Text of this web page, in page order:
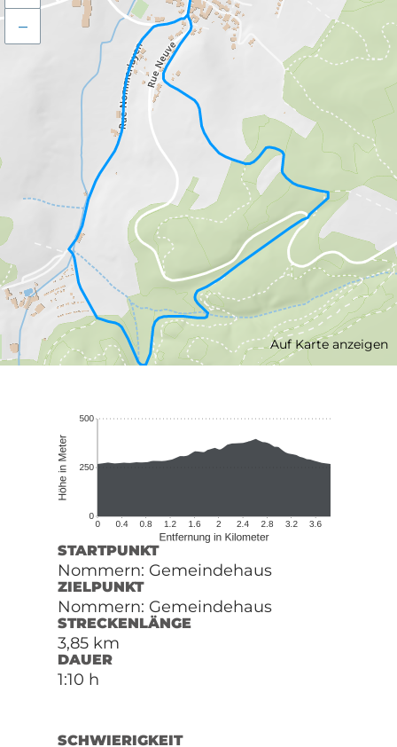
Auf Karte anzeigen
–
STARTPUNKT
Nommern: Gemeindehaus
ZIELPUNKT
Nommern: Gemeindehaus
STRECKENLÄNGE
3,85 km
DAUER
1:10 h
SCHWIERIGKEIT